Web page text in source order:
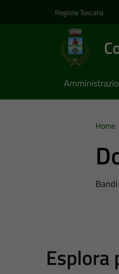
Regione Toscana
Home
Esplora